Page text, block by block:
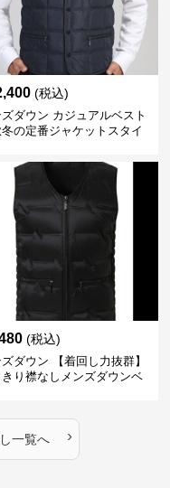
(税込)
ズダウン カジュアルベスト
冬の定番ジャケットスタイ
(税込)
ズダウン 【着回し力抜群】
り襟なしメンズダウンベ
一覧へ ›